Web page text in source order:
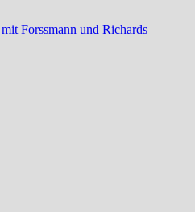
Forssmann und Richards